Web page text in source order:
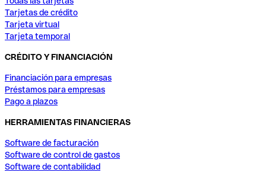
Tarjetas de crédito
Tarjeta virtual
Tarjeta temporal
CRÉDITO Y FINANCIACIÓN
Financiación para empresas
Préstamos para empresas
Pago a plazos
HERRAMIENTAS FINANCIERAS
Software de facturación
Software de control de gastos
Software de contabilidad